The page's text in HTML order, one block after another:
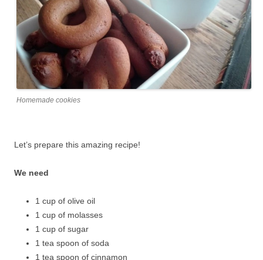
Homemade cookies
Let’s prepare this amazing recipe!
We need
1 cup of olive oil
1 cup of molasses
1 cup of sugar
1 tea spoon of soda
1 tea spoon of cinnamon